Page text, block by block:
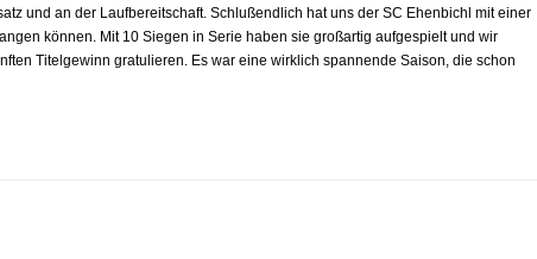
und an der Laufbereitschaft. Schlußendlich hat uns der SC Ehenbichl mit einer
können. Mit 10 Siegen in Serie haben sie großartig aufgespielt und wir
Titelgewinn gratulieren. Es war eine wirklich spannende Saison, die schon